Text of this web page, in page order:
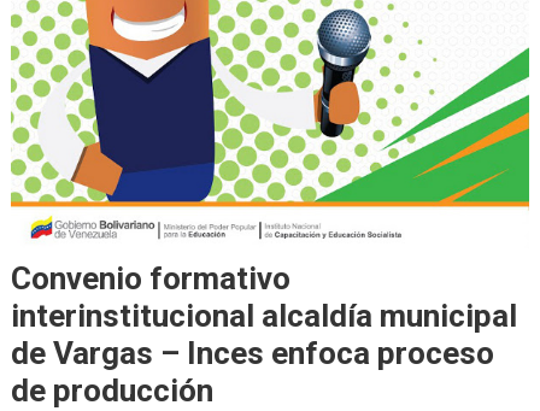
Convenio formativo
interinstitucional alcaldía municipal
de Vargas – Inces enfoca proceso
de producción